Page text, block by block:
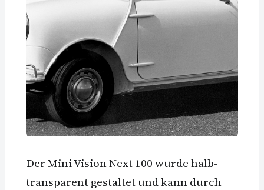
Der Mini Vision Next 100 wurde halb-
transparent gestaltet und kann durch